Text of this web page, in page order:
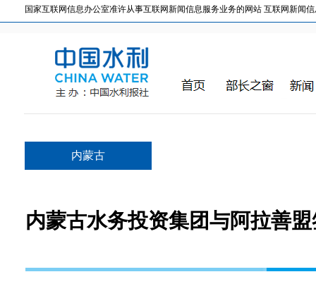
国家互联网信息办公室准许从事互联网新闻信息服务业务的网站 互联网新闻信
内蒙古
内蒙古水务投资集团与阿拉善